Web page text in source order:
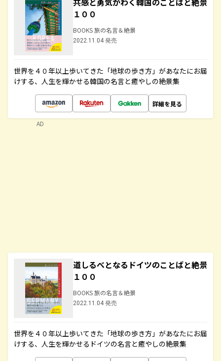
１００
BOOKS 旅の名言＆絶景
2022.11.04 発売
世界を４０年以上歩いてきた「地球の歩き方」があなたにお届
けする、人生を輝かせる韓国の名言と癒やしの絶景集
詳細を見る
道しるべとなるドイツのことばと絶景
１００
BOOKS 旅の名言＆絶景
2022.11.04 発売
世界を４０年以上歩いてきた「地球の歩き方」があなたにお届
けする、人生を輝かせるドイツの名言と癒やしの絶景集
AD